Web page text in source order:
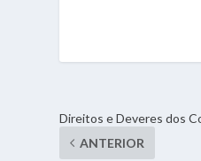
Direitos e Deveres dos
ANTERIOR